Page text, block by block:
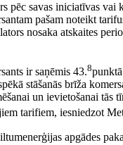
pēc savas iniciatīvas vai
pašam noteikt
nosaka atskaites
ir saņēmis 43.8
stāšanās brīža
un ievietošanai
tarifiem, iesniedzot
apgādes